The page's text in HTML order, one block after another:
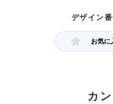
デザイン
お気に
カ